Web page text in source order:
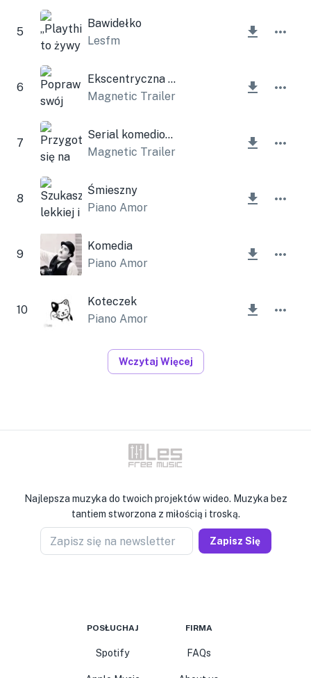
5
Bawidełko
Lesfm
6
Ekscentryczna zabawna muzyka
Magnetic Trailer
7
Serial komediowy
Magnetic Trailer
8
Śmieszny
Piano Amor
9
Komedia
Piano Amor
10
Koteczek
Piano Amor
Wczytaj Więcej
Najlepsza muzyka do twoich projektów wideo. Muzyka bez
tantiem stworzona z miłością i troską.
Zapisz się na newsletter Zapisz Się
POSŁUCHAJ
Spotify
FIRMA
FAQs